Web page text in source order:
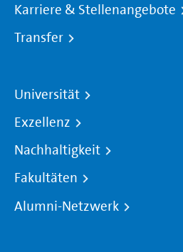
Karriere & Stellenangebote
Transfer
Universität
Exzellenz
Nachhaltigkeit
Fakultäten
Alumni-Netzwerk